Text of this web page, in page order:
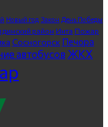
Новый год Закон День Победы
район Инта Пожар
Сосногорск Печора
автобусов ЖКХ